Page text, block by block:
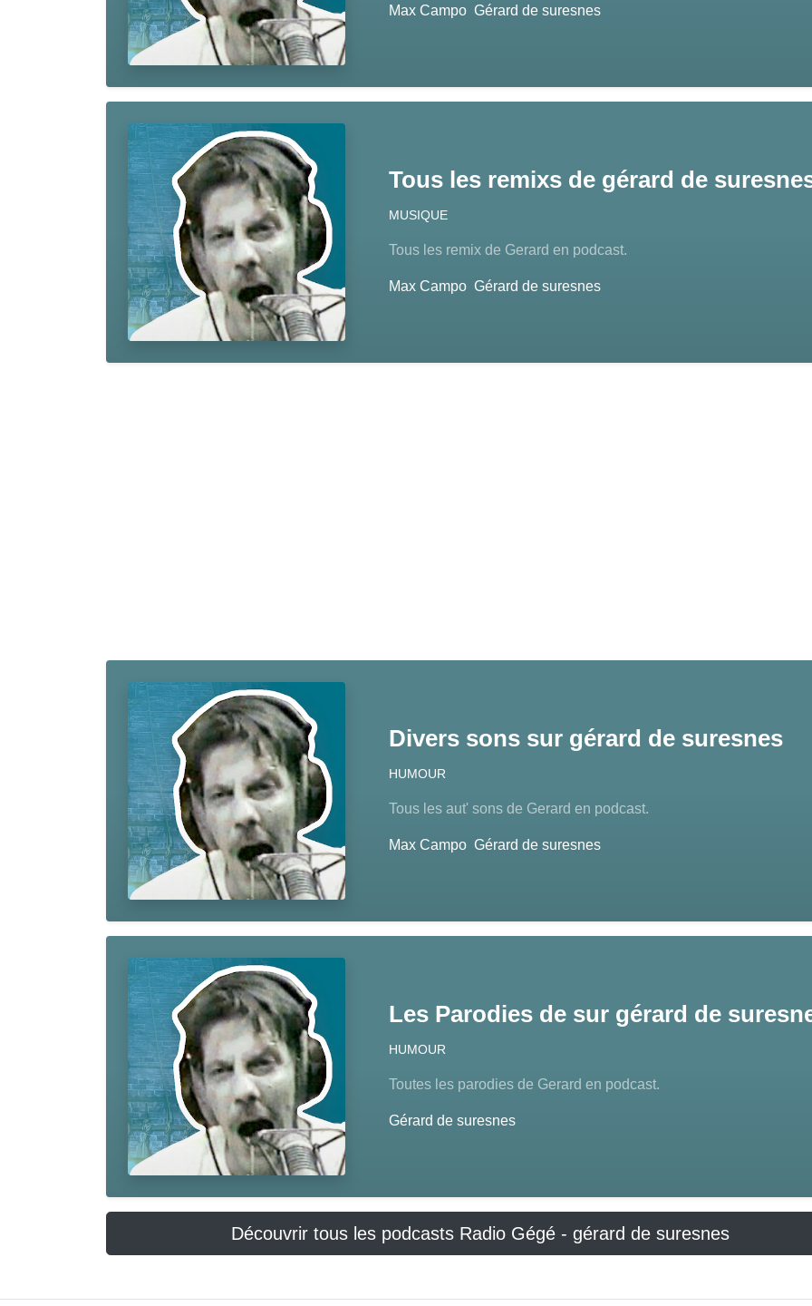
Max Campo Gérard de suresnes
Tous les remixs de gérard de
MUSIQUE
Tous les remix de Gerard en podcast.
Max Campo Gérard de suresnes
Divers sons sur gérard de suresnes
HUMOUR
Tous les aut' sons de Gerard en podcast.
Max Campo Gérard de suresnes
Les Parodies de sur gérard de
HUMOUR
Toutes les parodies de Gerard en podcast.
Gérard de suresnes
Découvrir tous les podcasts Radio Gégé - gérard de suresnes